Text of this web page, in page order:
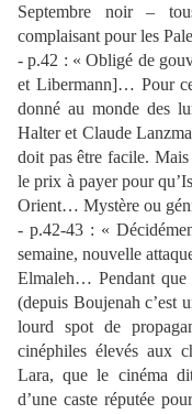
Septembre noir –
complaisant pour les
- p.42 : « Obligé de
et Libermann]… Pour
donné au monde des
Halter et Claude
doit pas être facile.
le prix à payer pour
Orient… Mystère ou
- p.42-43 : «
semaine, nouvelle
Elmaleh… Pendant que
(depuis Boujenah c’est
lourd spot de
cinéphiles élevés aux
Lara, que le cinéma
d’une caste réputée